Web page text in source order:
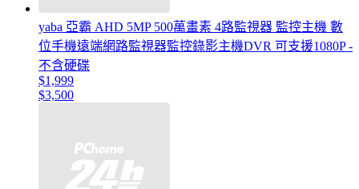
yaba 亞霸 AHD 5MP 500萬畫素 4路監視器 監控主機 數
位手機遠端網路監視器監控錄影主機DVR 可支援1080P -
不含硬碟
$1,999
$3,500